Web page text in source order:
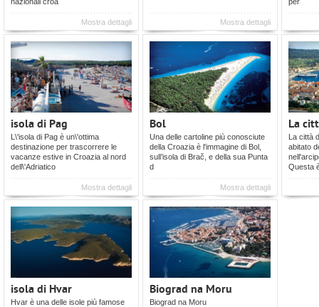
Mostra dettagli Mostra dettagli
isola di Pag
L\'isola di Pag è un\'ottima
destinazione per trascorrere le
vacanze estive in Croazia al nord
dell\'Adriatico
Mostra dettagli
Bol
Una delle cartoline più conosciute
della Croazia è l'immagine di Bol,
sull’isola di Brač, e della sua Punta
d
Mostra dettagli
La
La città
abitato
Questa
isola di Hvar
Hvar è una delle isole più famose
Biograd na Moru
Biograd na Moru